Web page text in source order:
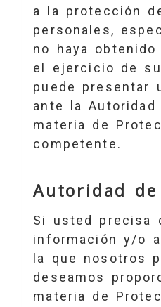
a la protección
personales,
no haya
el ejercicio de
puede presentar
ante la
materia de
competente.
Autoridad
Si usted precisa
información y/o
la que nosotros
deseamos
materia de